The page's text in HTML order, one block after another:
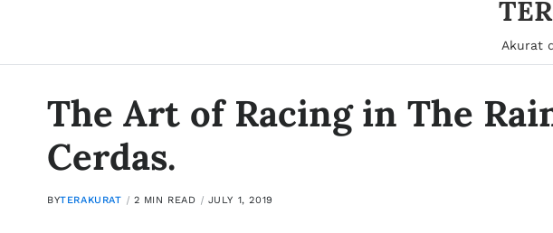
Akurat
The Art of Racing in The
Cerdas.
BYTERAKURAT 2 MIN READ JULY 1, 2019